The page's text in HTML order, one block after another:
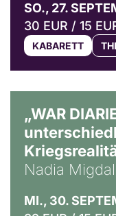
SO., 27.
30 EUR / 15
KABARETT
„WAR
Nadia
MI., 30.